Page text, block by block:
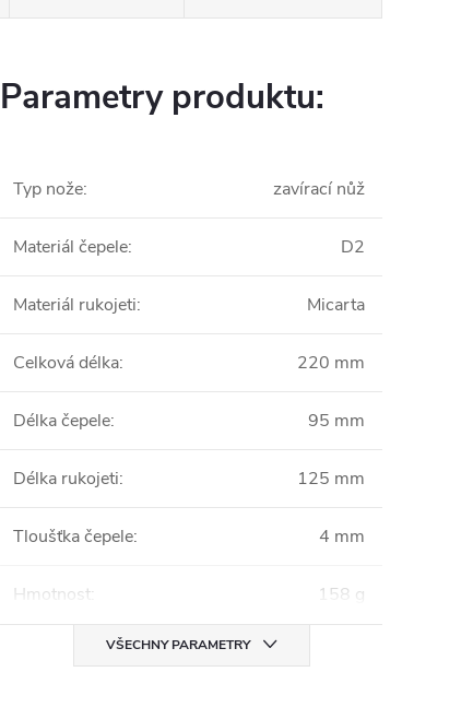
Parametry produktu:
Typ nože: zavírací nůž
Materiál čepele: D2
Materiál rukojeti: Micarta
Celková délka: 220 mm
Délka čepele: 95 mm
Délka rukojeti: 125 mm
Tloušťka čepele: 4 mm
Hmotnost: 158 g
VŠECHNY PARAMETRY